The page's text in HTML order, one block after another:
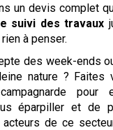
un devis complet
suivi des travaux
à penser.
des week-ends
nature ? Faites
pour
éparpiller et de
de ce